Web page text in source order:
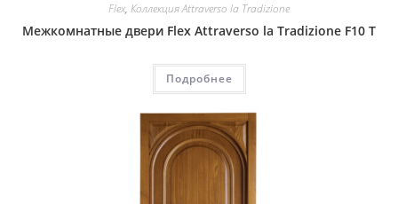
Flex, Коллекция Attraverso la Tradizione
Межкомнатные двери Flex Attraverso la Tradizione F10 T
Подробнее